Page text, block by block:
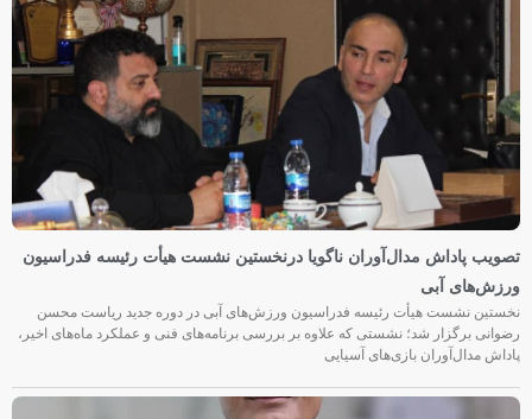
تصویب پاداش مدال‌آوران ناگویا درنخستین نشست هیأت رئیسه فدراسیون
ورزش‌های آبی
نخستین نشست هیأت رئیسه فدراسیون ورزش‌های آبی در دوره جدید ریاست محسن
رضوانی برگزار شد؛ نشستی که علاوه بر بررسی برنامه‌های فنی و عملکرد ماه‌های اخیر،
پاداش مدال‌آوران بازی‌های آسیایی